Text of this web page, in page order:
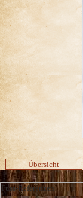
Übersicht
Fuss-Referenzen